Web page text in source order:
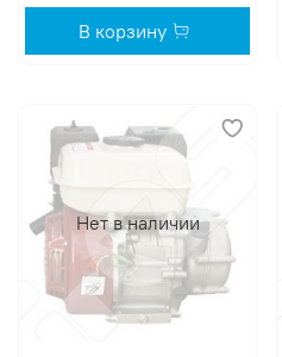
В корзину
Нет в наличии